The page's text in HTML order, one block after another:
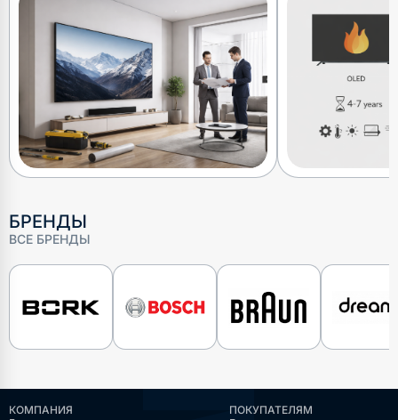
обычные городские квартиры.
Желание получить «эффект кино»
понятно — б
Light-Emitting
отличаются по
БРЕНДЫ
ВСЕ БРЕНДЫ
КОМПАНИЯ
ПОКУПАТЕЛЯМ